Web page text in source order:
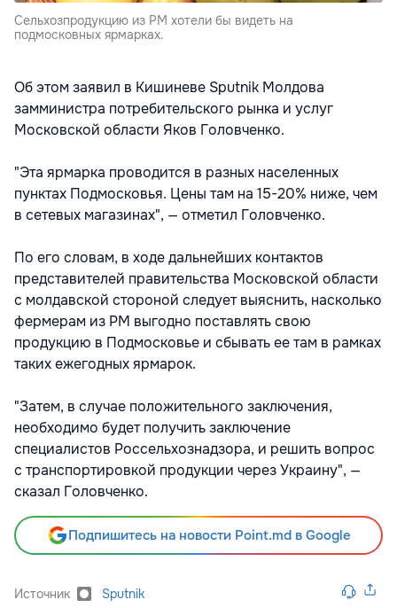
Сельхозпродукцию из РМ хотели бы видеть на
подмосковных ярмарках.
Об этом заявил в Кишиневе Sputnik Молдова
замминистра потребительского рынка и услуг
Московской области Яков Головченко.
"Эта ярмарка проводится в разных населенных
пунктах Подмосковья. Цены там на 15-20% ниже, чем
в сетевых магазинах", — отметил Головченко.
По его словам, в ходе дальнейших контактов
представителей правительства Московской области
с молдавской стороной следует выяснить, насколько
фермерам из РМ выгодно поставлять свою
продукцию в Подмосковье и сбывать ее там в рамках
таких ежегодных ярмарок.
"Затем, в случае положительного заключения,
необходимо будет получить заключение
специалистов Россельхознадзора, и решить вопрос
с транспортировкой продукции через Украину", —
сказал Головченко.
Подпишитесь на новости Point.md в Google
Источник Sputnik